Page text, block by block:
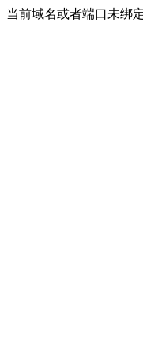
当前域名或者端口未绑